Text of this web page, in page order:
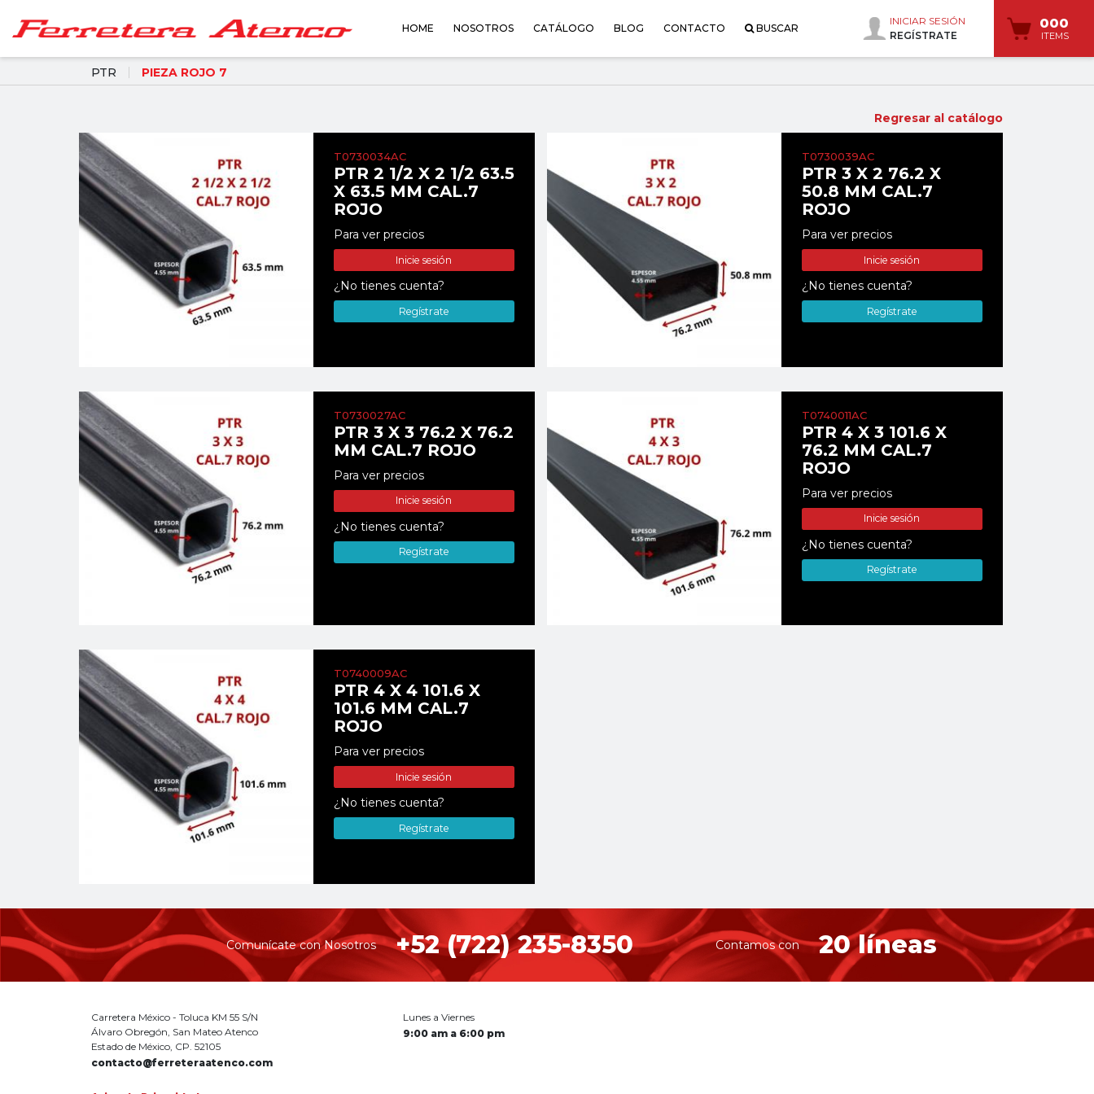
HOME NOSOTROS CATÁLOGO BLOG CONTACTO BUSCAR
INICIAR SESIÓN
REGÍSTRATE
000
ITEMS
PTR PIEZA ROJO 7
Regresar al catálogo
T0730034AC
PTR 2 1/2 X 2 1/2 63.5
X 63.5 MM CAL.7
ROJO
Para ver precios
Inicie sesión
¿No tienes cuenta?
Regístrate
T0730039AC
PTR 3 X 2 76.2 X
50.8 MM CAL.7
ROJO
Para ver precios
Inicie sesión
¿No tienes cuenta?
Regístrate
T0730027AC
PTR 3 X 3 76.2 X 76.2
MM CAL.7 ROJO
Para ver precios
Inicie sesión
¿No tienes cuenta?
Regístrate
T0740011AC
PTR 4 X 3 101.6 X
76.2 MM CAL.7
ROJO
Para ver precios
Inicie sesión
¿No tienes cuenta?
Regístrate
T0740009AC
PTR 4 X 4 101.6 X
101.6 MM CAL.7
ROJO
Para ver precios
Inicie sesión
¿No tienes cuenta?
Regístrate
Comunícate con Nosotros +52 (722) 235-8350 Contamos con 20 líneas
Carretera México - Toluca KM 55 S/N
Álvaro Obregón, San Mateo Atenco
Estado de México, CP. 52105
contacto@ferreteraatenco.com
Lunes a Viernes
9:00 am a 6:00 pm